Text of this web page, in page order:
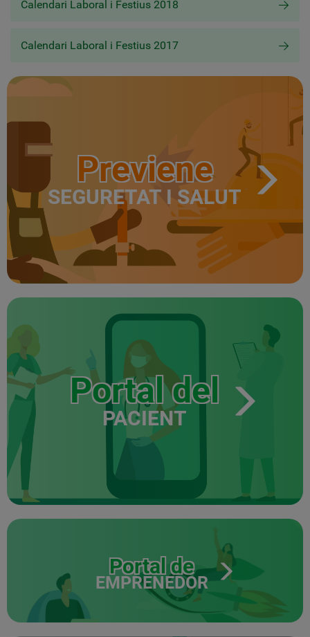
Calendari Laboral i Festius 2018
Calendari Laboral i Festius 2017
Previene
SEGURETAT I SALUT
Portal del
PACIENT
Portal de
EMPRENEDOR